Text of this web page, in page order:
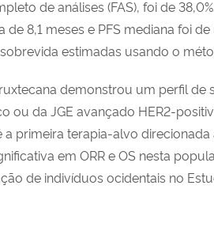
de análises (FAS), foi de
8,1 meses e PFS mediana foi
estimadas usando o
demonstrou um perfil
ou da JGE avançado HER2-
primeira terapia-alvo
em ORR e OS nesta
de indivíduos ocidentais no